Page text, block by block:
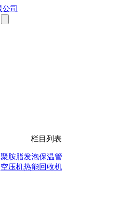
栏目列表
聚胺脂发泡保温管
空压机热能回收机